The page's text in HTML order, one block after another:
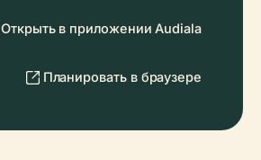
Открыть в приложении Audiala
Планировать в браузере